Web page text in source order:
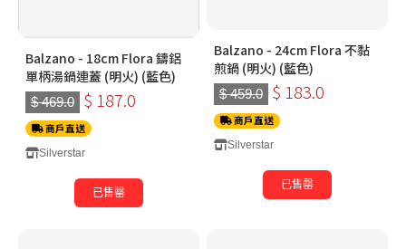
Balzano - 18cm Flora 鑄鋁
單柄湯鍋連蓋 (明火) (藍色)
$ 469.0 $ 187.0
商戶直送
Silverstar
已售罄
Balzano - 24cm Flora 不黏
煎鍋 (明火) (藍色)
$ 459.0 $ 183.0
商戶直送
Silverstar
已售罄